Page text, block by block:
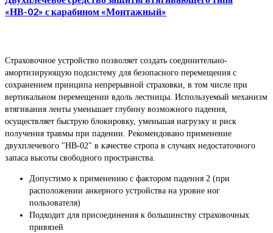
«НВ-02» с карабином «Монтажный»
Страховочное устройство позволяет создать соединительно-
амортизирующую подсистему для безопасного перемещения с
сохранением принципа непрерывной страховки, в том числе при
вертикальном перемещении вдоль лестницы. Используемый механизм
втягивания ленты уменьшает глубину возможного падения,
осуществляет быструю блокировку, уменьшая нагрузку и риск
получения травмы при падении. Рекомендовано применение
двухплечевого "НВ-02" в качестве стропа в случаях недостаточного
запаса высоты свободного пространства.
Допустимо к применению с фактором падения 2 (при
расположении анкерного устройства на уровне ног
пользователя)
Подходит для присоединения к большинству страховочных
привязей